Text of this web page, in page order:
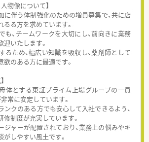
物像について】
伴う体制強化のための増員募集で、共に店
る方を求めています。
、チームワークを大切にし、前向きに業務
いたします。
ため、幅広い知識を吸収し、薬剤師として
のある方に最適です。
体とする東証プライム上場グループの一員
常に安定しています。
クのある方でも安心して入社できるよう、
制度が充実しています。
ャーが配置されており、業務上の悩みやキ
しやすい風土です。